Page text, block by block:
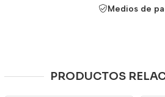
Medios de
PRODUCTOS